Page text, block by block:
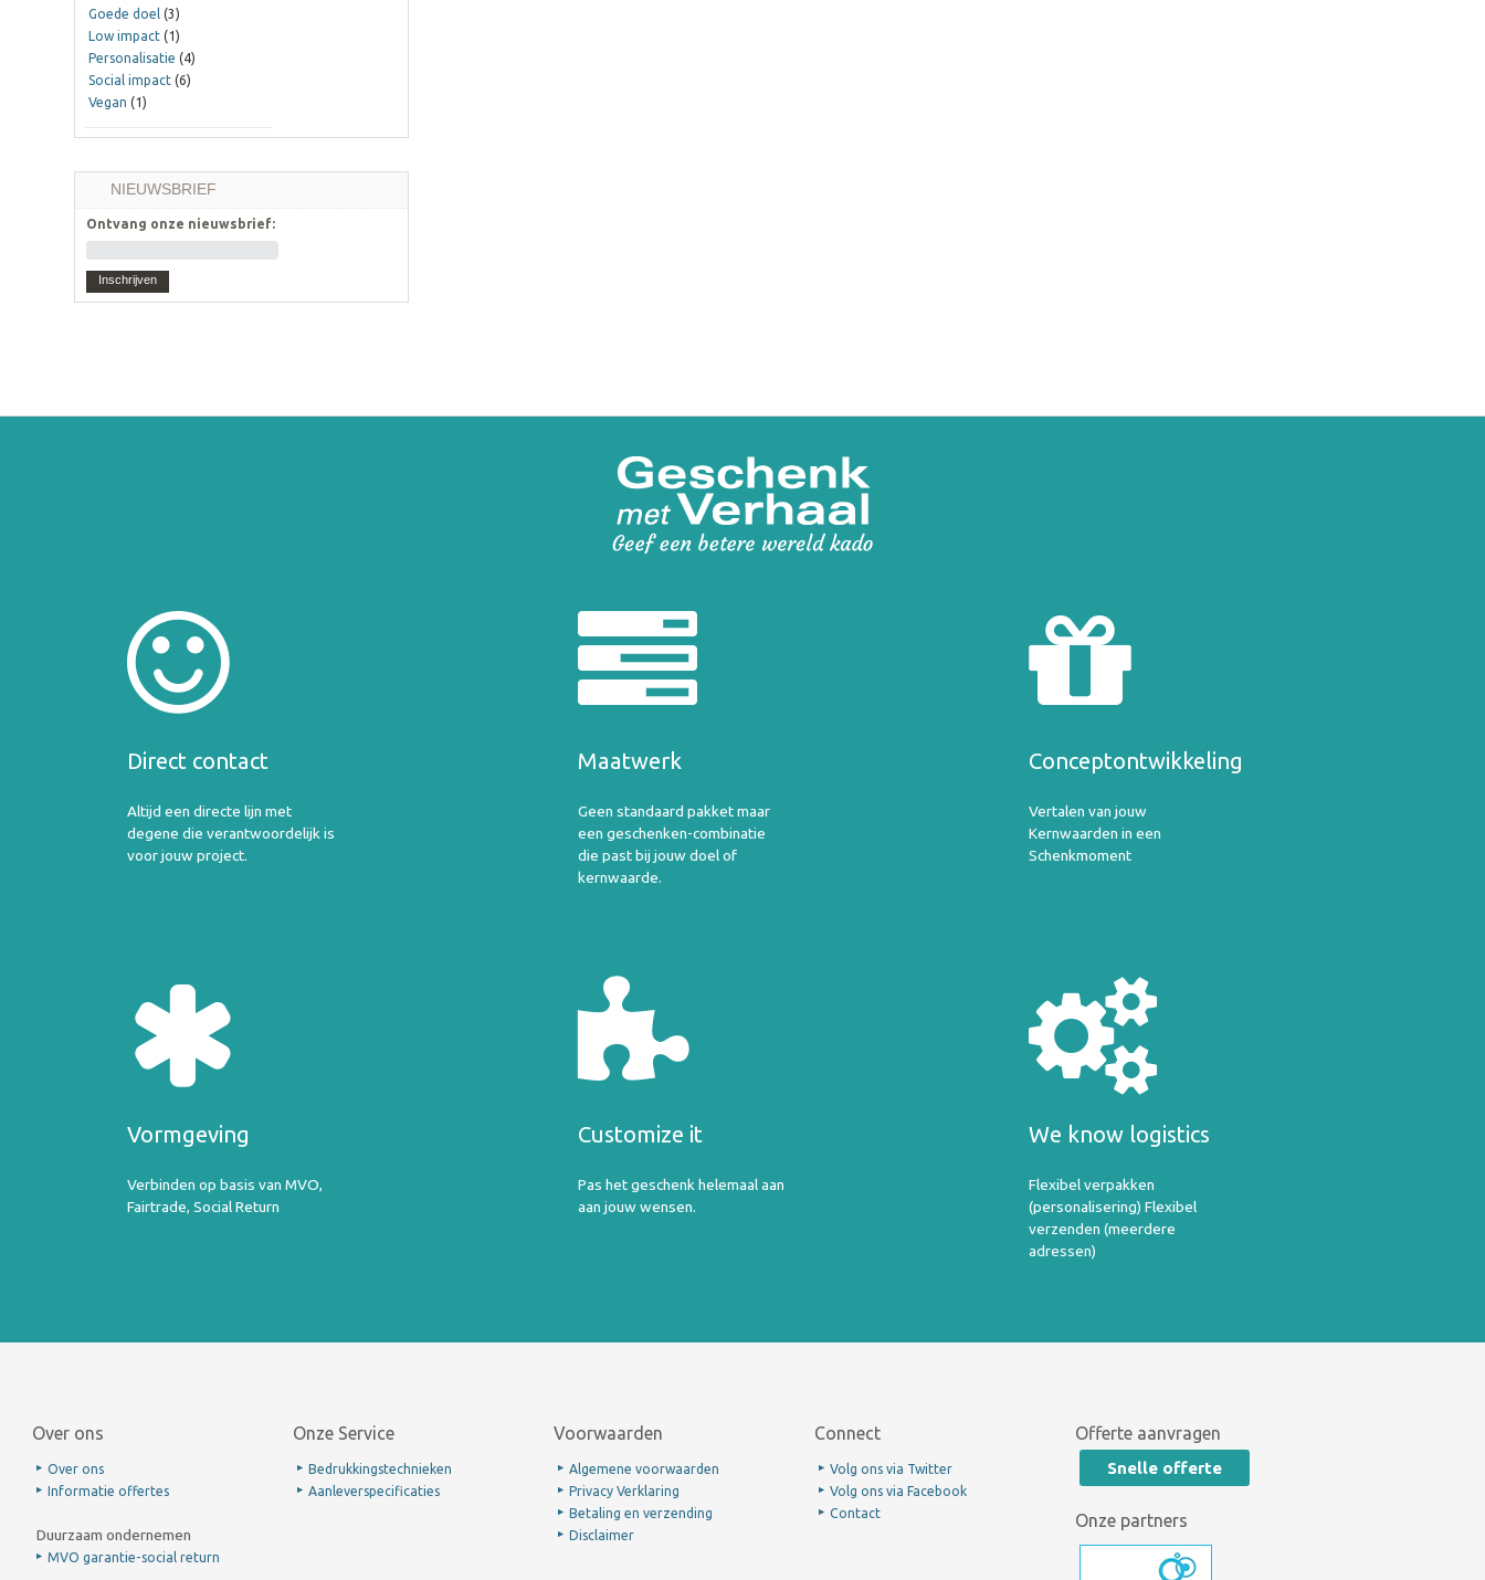
Goede doel (3)
Low impact (1)
Personalisatie (4)
Social impact (6)
Vegan (1)
NIEUWSBRIEF
Ontvang onze nieuwsbrief:
Inschrijven
Direct contact
Altijd een directe lijn met
degene die verantwoordelijk is
voor jouw project.
Maatwerk
Geen standaard pakket maar
een geschenken-combinatie
die past bij jouw doel of
kernwaarde.
Conceptontwikkeling
Vertalen van jouw
Kernwaarden in een
Schenkmoment
Vormgeving
Verbinden op basis van MVO,
Fairtrade, Social Return
Customize it
Pas het geschenk helemaal aan
aan jouw wensen.
We know logistics
Flexibel verpakken
(personalisering) Flexibel
verzenden (meerdere
adressen)
Over ons
Over ons
Informatie offertes
Duurzaam ondernemen
MVO garantie-social return
Onze Service
Bedrukkingstechnieken
Aanleverspecificaties
Voorwaarden
Algemene voorwaarden
Privacy Verklaring
Betaling en verzending
Disclaimer
Connect
Volg ons via Twitter
Volg ons via Facebook
Contact
Offerte aanvragen
Snelle offerte
Onze partners